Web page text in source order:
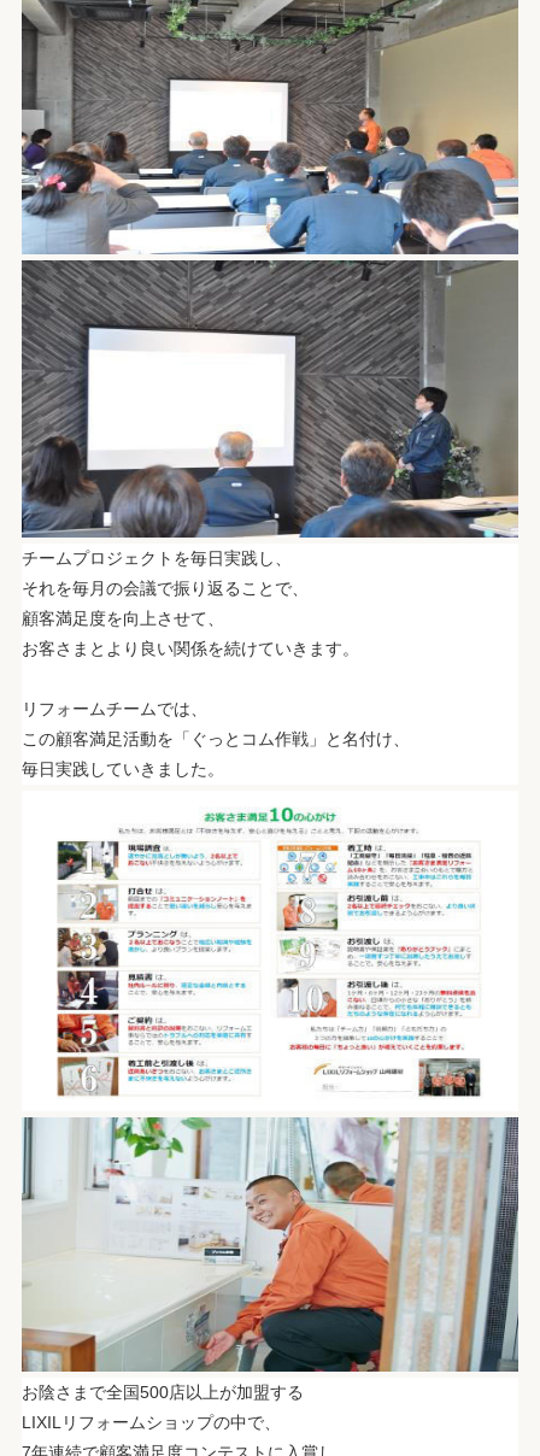
チームプロジェクトを毎日実践し、
それを毎月の会議で振り返ることで、
顧客満足度を向上させて、
お客さまとより良い関係を続けていきます。
リフォームチームでは、
この顧客満足活動を「ぐっとコム作戦」と名付け、
毎日実践していきました。
お陰さまで全国500店以上が加盟する
LIXILリフォームショップの中で、